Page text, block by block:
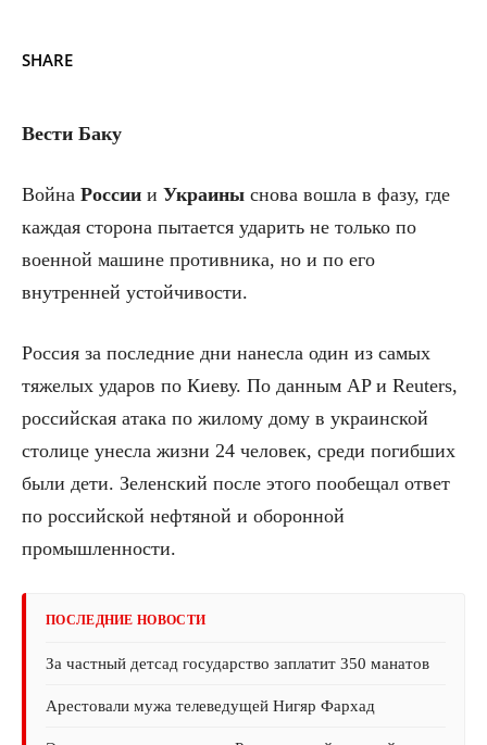
SHARE
Вести Баку
Война России и Украины снова вошла в фазу, где
каждая сторона пытается ударить не только по
военной машине противника, но и по его
внутренней устойчивости.
Россия за последние дни нанесла один из самых
тяжелых ударов по Киеву. По данным AP и Reuters,
российская атака по жилому дому в украинской
столице унесла жизни 24 человек, среди погибших
были дети. Зеленский после этого пообещал ответ
по российской нефтяной и оборонной
промышленности.
ПОСЛЕДНИЕ НОВОСТИ
За частный детсад государство заплатит 350 манатов
Арестовали мужа телеведущей Нигяр Фархад